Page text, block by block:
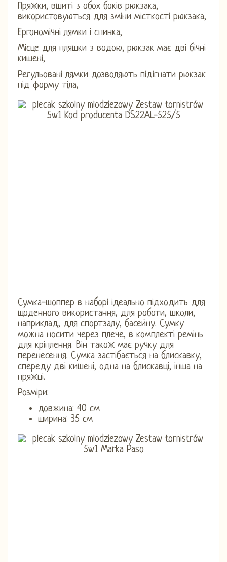
Пряжки, вшиті з обох боків рюкзака,
використовуються для зміни місткості рюкзака,
Ергономічні лямки і спинка,
Місце для пляшки з водою, рюкзак має дві бічні
кишені,
Регульовані лямки дозволяють підігнати рюкзак
під форму тіла,
Сумка-шоппер в наборі ідеально підходить для
щоденного використання, для роботи, школи,
наприклад, для спортзалу, басейну. Сумку
можна носити через плече, в комплекті ремінь
для кріплення. Він також має ручку для
перенесення. Сумка застібається на блискавку,
спереду дві кишені, одна на блискавці, інша на
пряжці.
Розміри:
довжина: 40 см
ширина: 35 см